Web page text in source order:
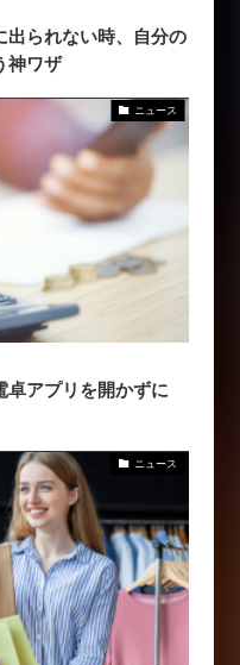
出られない時、自分の
神ワザ
ニュース
卓アプリを開かずに
ニュース